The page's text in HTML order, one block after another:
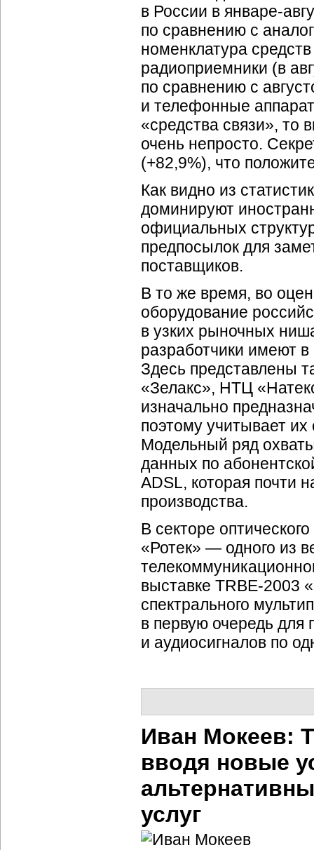
в России в январе-
по сравнению с
номенклатура
радиоприемники (в
по сравнению с
и телефонные
«средства связи», то
очень непросто.
(+82,9%), что
Как видно из
доминируют
официальных
предпосылок для
поставщиков.
В то же время, во
оборудование
в узких рыночных
разработчики имеют
Здесь представлены
«Зелакс», НТЦ
изначально
поэтому учитывает
Модельный ряд
данных по
ADSL, которая почти
производства.
В секторе
«Ротек» — одного из
выставке TRBE-2003
спектрального
в первую очередь для
и аудиосигналов по
Иван Мокеев:
вводя новые
услуг